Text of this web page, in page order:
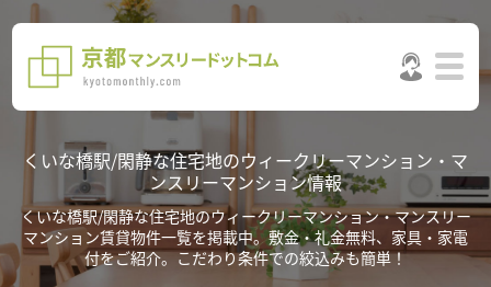
くいな橋駅/閑静な住宅地のウィークリーマンション・マ
ンスリーマンション情報
くいな橋駅/閑静な住宅地のウィークリーマンション・マンスリー
マンション賃貸物件一覧を掲載中。敷金・礼金無料、家具・家電
付をご紹介。こだわり条件での絞込みも簡単！